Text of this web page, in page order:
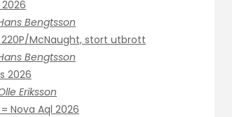
Bengtsson
McNaught, stort utbrott
Bengtsson
2026
Eriksson
Nova Aql 2026